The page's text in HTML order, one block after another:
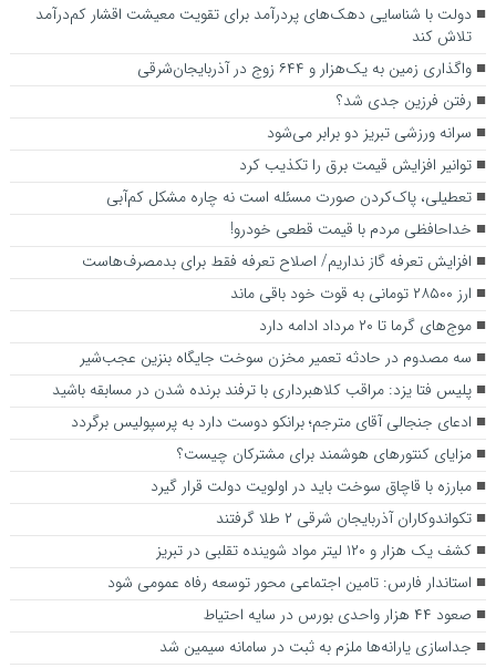
دولت با شناسایی دهک‌های پردرآمد برای تقویت معیشت اقشار کم‌درآمد
تلاش کند
واگذاری زمین به یک‌هزار و ۶۴۴ زوج در آذربایجان‌شرقی
رفتن فرزین جدی شد؟
سرانه ورزشی تبریز دو برابر می‌شود
توانیر افزایش قیمت برق را تکذیب کرد
تعطیلی، پاک‌کردن صورت مسئله است نه چاره مشکل کم‌آبی
خداحافظی مردم با قیمت قطعی خودرو!
افزایش تعرفه گاز نداریم/ اصلاح تعرفه فقط برای بدمصرف‌هاست
ارز ۲۸۵۰۰ تومانی به قوت خود باقی ماند
موج‌های گرما تا ۲۰ مرداد ادامه دارد
سه مصدوم در حادثه تعمیر مخزن سوخت جایگاه بنزین عجب‌شیر
پلیس فتا یزد: مراقب کلاهبرداری با ترفند برنده شدن در مسابقه باشید
ادعای جنجالی آقای مترجم؛ برانکو دوست دارد به پرسپولیس برگردد
مزایای کنتورهای هوشمند برای مشترکان چیست؟
مبارزه با قاچاق سوخت باید در اولویت دولت قرار گیرد
تکواندوکاران آذربایجان شرقی ۲ طلا گرفتند
کشف یک هزار و ۱۲۰ لیتر مواد شوینده تقلبی در تبریز
استاندار فارس: تامین اجتماعی محور توسعه رفاه عمومی شود
صعود ۴۴ هزار واحدی بورس در سایه احتیاط
جداسازی یارانه‌ها ملزم به ثبت در سامانه سیمین شد